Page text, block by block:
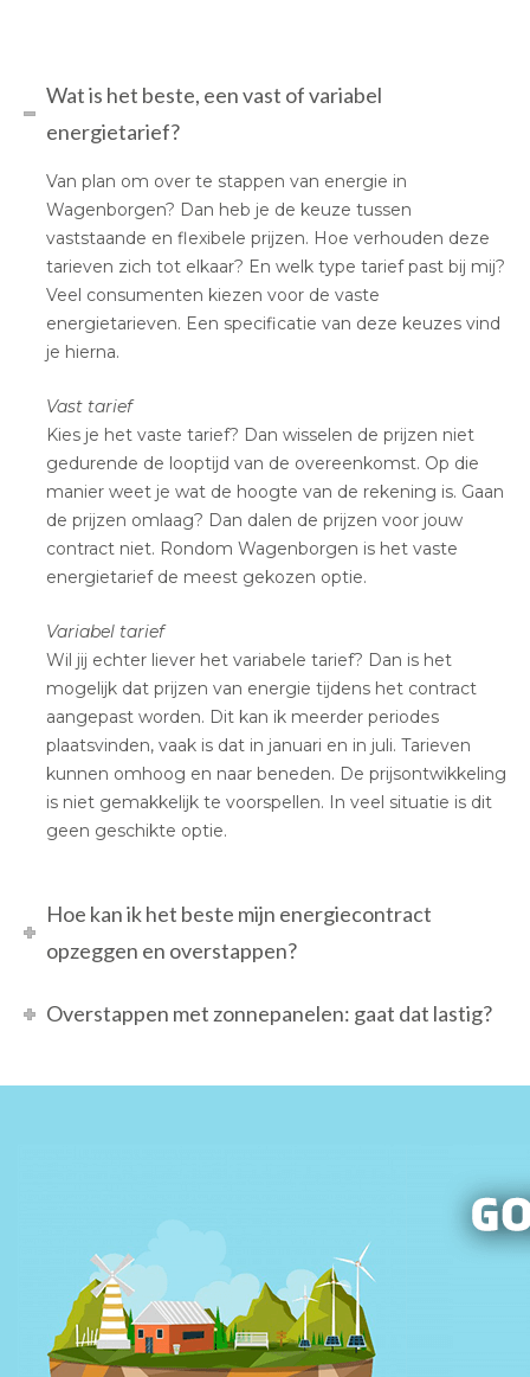
Wat is het beste, een vast of variabel
energietarief?
Van plan om over te stappen van energie in
Wagenborgen? Dan heb je de keuze tussen
vaststaande en flexibele prijzen. Hoe verhouden deze
tarieven zich tot elkaar? En welk type tarief past bij mij?
Veel consumenten kiezen voor de vaste
energietarieven. Een specificatie van deze keuzes vind
je hierna.
Vast tarief
Kies je het vaste tarief? Dan wisselen de prijzen niet
gedurende de looptijd van de overeenkomst. Op die
manier weet je wat de hoogte van de rekening is. Gaan
de prijzen omlaag? Dan dalen de prijzen voor jouw
contract niet. Rondom Wagenborgen is het vaste
energietarief de meest gekozen optie.
Variabel tarief
Wil jij echter liever het variabele tarief? Dan is het
mogelijk dat prijzen van energie tijdens het contract
aangepast worden. Dit kan ik meerder periodes
plaatsvinden, vaak is dat in januari en in juli. Tarieven
kunnen omhoog en naar beneden. De prijsontwikkeling
is niet gemakkelijk te voorspellen. In veel situatie is dit
geen geschikte optie.
Hoe kan ik het beste mijn energiecontract
opzeggen en overstappen?
Overstappen met zonnepanelen: gaat dat lastig?